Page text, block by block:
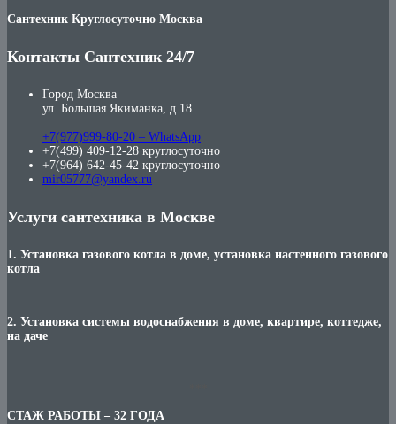
Сантехник Круглосуточно Москва
Контакты Сантехник 24/7
Город Москва
ул. Большая Якиманка, д.18
+7(977)999-80-20 – WhatsApp
+7(499) 409-12-28 круглосуточно
+7(964) 642-45-42 круглосуточно
mir05777@yandex.ru
Услуги сантехника в Москве
1. Установка газового котла в доме, установка настенного газового
котла
2. Установка системы водоснабжения в доме, квартире, коттедже,
на даче
СТАЖ РАБОТЫ – 32 ГОДА